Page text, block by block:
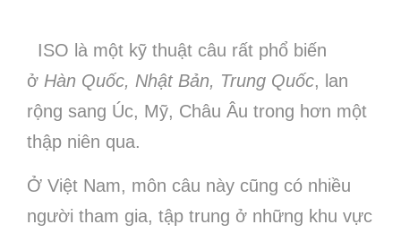
ISO là một kỹ thuật câu rất phổ biến
ở Hàn Quốc, Nhật Bản, Trung Quốc, lan
rộng sang Úc, Mỹ, Châu Âu trong hơn một
thập niên qua.
Ở Việt Nam, môn câu này cũng có nhiều
người tham gia, tập trung ở những khu vực